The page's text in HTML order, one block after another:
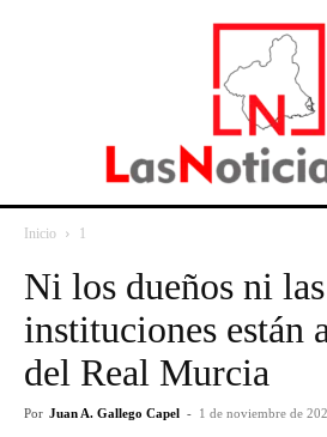
Inicio 1
Ni los dueños ni las
instituciones están
del Real Murcia
Por Juan A. Gallego Capel - 1 de noviembre de